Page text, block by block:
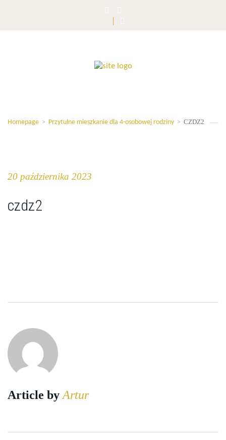
Homepage > Przytulne mieszkanie dla 4-osobowej rodziny > CZDZ2
20 października 2023
czdz2
Article byArtur